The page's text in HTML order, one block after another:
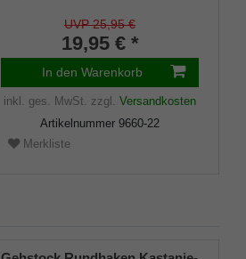
Gehstöcke aus Holz und Metall,
flexibler Schaft für
Durchmesser von ca. 17-22 mm
UVP 25,95 €
19,95 € *
In den Warenkorb
inkl. ges. MwSt. zzgl. Versandkosten
Artikelnummer 9660-22
Merkliste